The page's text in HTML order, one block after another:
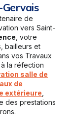
de
vers Saint-
, votre
bailleurs et
vos Travaux
la réfection
salle de
de
extérieure
des prestations